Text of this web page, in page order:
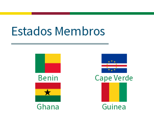
Estados Membros
Benin
Imagem
Cape Verde
Imagem
Ghana
Guinea